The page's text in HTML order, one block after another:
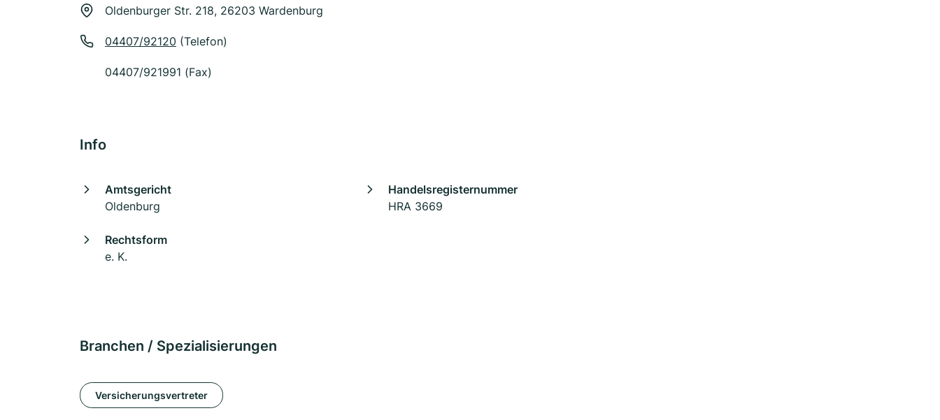
Oldenburger Str. 218, 26203 Wardenburg
04407/92120 (Telefon)
04407/921991 (Fax)
Info
Amtsgericht
Oldenburg
Handelsregisternummer
HRA 3669
Rechtsform
e. K.
Branchen / Spezialisierungen
Versicherungsvertreter